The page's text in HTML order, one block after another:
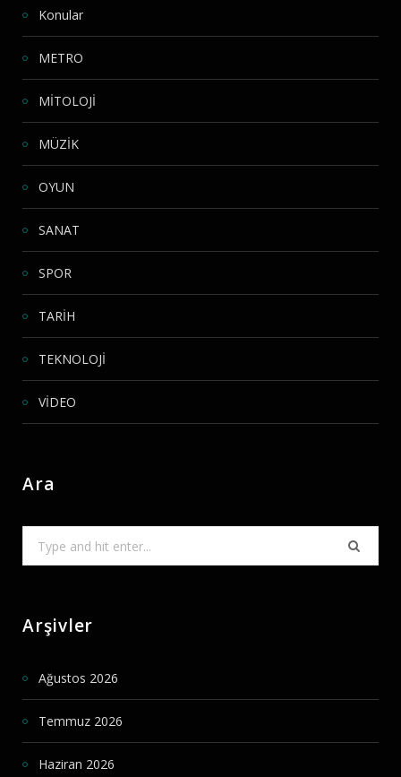
Konular
METRO
MİTOLOJİ
MÜZİK
OYUN
SANAT
SPOR
TARİH
TEKNOLOJİ
VİDEO
Ara
Arşivler
Ağustos 2026
Temmuz 2026
Haziran 2026